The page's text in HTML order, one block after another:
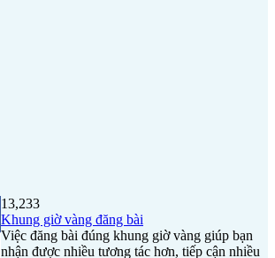
13,233
Khung giờ vàng đăng bài
Việc đăng bài đúng khung giờ vàng giúp bạn
nhận được nhiều tương tác hơn, tiếp cận nhiều